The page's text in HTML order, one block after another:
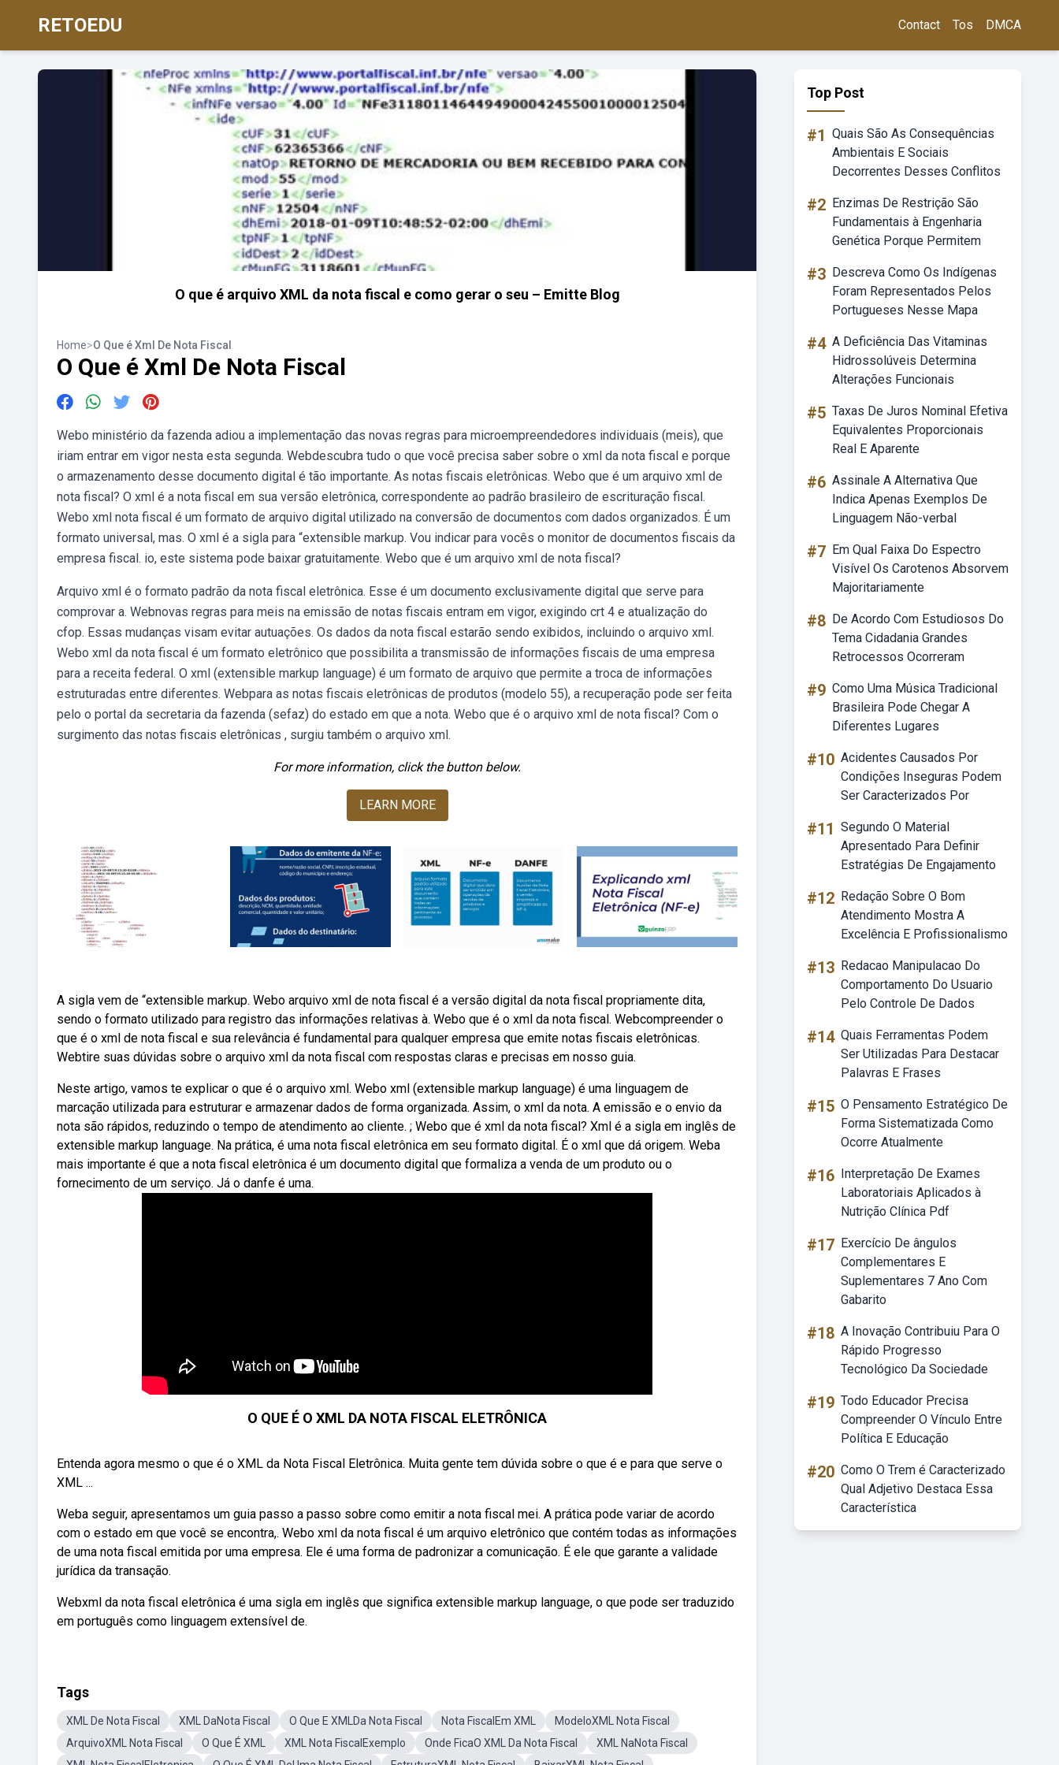
RETOEDU Contact Tos DMCA
O que é arquivo XML da nota fiscal e como gerar o seu – Emitte Blog
Home>O Que é Xml De Nota Fiscal
O Que é Xml De Nota Fiscal
Webo ministério da fazenda adiou a implementação das novas regras para microempreendedores individuais (meis), que
iriam entrar em vigor nesta esta segunda. Webdescubra tudo o que você precisa saber sobre o xml da nota fiscal e porque
o armazenamento desse documento digital é tão importante. As notas fiscais eletrônicas. Webo que é um arquivo xml de
nota fiscal? O xml é a nota fiscal em sua versão eletrônica, correspondente ao padrão brasileiro de escrituração fiscal.
Webo xml nota fiscal é um formato de arquivo digital utilizado na conversão de documentos com dados organizados. É um
formato universal, mas. O xml é a sigla para “extensible markup. Vou indicar para vocês o monitor de documentos fiscais da
empresa fiscal. io, este sistema pode baixar gratuitamente. Webo que é um arquivo xml de nota fiscal?
Arquivo xml é o formato padrão da nota fiscal eletrônica. Esse é um documento exclusivamente digital que serve para
comprovar a. Webnovas regras para meis na emissão de notas fiscais entram em vigor, exigindo crt 4 e atualização do
cfop. Essas mudanças visam evitar autuações. Os dados da nota fiscal estarão sendo exibidos, incluindo o arquivo xml.
Webo xml da nota fiscal é um formato eletrônico que possibilita a transmissão de informações fiscais de uma empresa
para a receita federal. O xml (extensible markup language) é um formato de arquivo que permite a troca de informações
estruturadas entre diferentes. Webpara as notas fiscais eletrônicas de produtos (modelo 55), a recuperação pode ser feita
pelo o portal da secretaria da fazenda (sefaz) do estado em que a nota. Webo que é o arquivo xml de nota fiscal? Com o
surgimento das notas fiscais eletrônicas , surgiu também o arquivo xml.
For more information, click the button below.
LEARN MORE
A sigla vem de “extensible markup. Webo arquivo xml de nota fiscal é a versão digital da nota fiscal propriamente dita,
sendo o formato utilizado para registro das informações relativas à. Webo que é o xml da nota fiscal. Webcompreender o
que é o xml de nota fiscal e sua relevância é fundamental para qualquer empresa que emite notas fiscais eletrônicas.
Webtire suas dúvidas sobre o arquivo xml da nota fiscal com respostas claras e precisas em nosso guia.
Neste artigo, vamos te explicar o que é o arquivo xml. Webo xml (extensible markup language) é uma linguagem de
marcação utilizada para estruturar e armazenar dados de forma organizada. Assim, o xml da nota. A emissão e o envio da
nota são rápidos, reduzindo o tempo de atendimento ao cliente. ; Webo que é xml da nota fiscal? Xml é a sigla em inglês de
extensible markup language. Na prática, é uma nota fiscal eletrônica em seu formato digital. É o xml que dá origem. Weba
mais importante é que a nota fiscal eletrônica é um documento digital que formaliza a venda de um produto ou o
fornecimento de um serviço. Já o danfe é uma.
O QUE É O XML DA NOTA FISCAL ELETRÔNICA
Entenda agora mesmo o que é o XML da Nota Fiscal Eletrônica. Muita gente tem dúvida sobre o que é e para que serve o
XML ...
Weba seguir, apresentamos um guia passo a passo sobre como emitir a nota fiscal mei. A prática pode variar de acordo
com o estado em que você se encontra,. Webo xml da nota fiscal é um arquivo eletrônico que contém todas as informações
de uma nota fiscal emitida por uma empresa. Ele é uma forma de padronizar a comunicação. É ele que garante a validade
jurídica da transação.
Webxml da nota fiscal eletrônica é uma sigla em inglês que significa extensible markup language, o que pode ser traduzido
em português como linguagem extensível de.
Tags
XML De Nota Fiscal XML DaNota Fiscal O Que E XMLDa Nota Fiscal Nota FiscalEm XML
ModeloXML Nota Fiscal
ArquivoXML Nota Fiscal
O Que É XML XML Nota FiscalExemplo Onde FicaO XML Da Nota Fiscal
XML NaNota Fiscal
Top Post
#1 Quais São As Consequências
Ambientais E Sociais
Decorrentes Desses Conflitos
#2 Enzimas De Restrição São
Fundamentais à Engenharia
Genética Porque Permitem
#3 Descreva Como Os Indígenas
Foram Representados Pelos
Portugueses Nesse Mapa
#4 A Deficiência Das Vitaminas
Hidrossolúveis Determina
Alterações Funcionais
#5 Taxas De Juros Nominal Efetiva
Equivalentes Proporcionais
Real E Aparente
#6 Assinale A Alternativa Que
Indica Apenas Exemplos De
Linguagem Não-verbal
#7 Em Qual Faixa Do Espectro
Visível Os Carotenos Absorvem
Majoritariamente
#8 De Acordo Com Estudiosos Do
Tema Cidadania Grandes
Retrocessos Ocorreram
#9 Como Uma Música Tradicional
Brasileira Pode Chegar A
Diferentes Lugares
#10 Acidentes Causados Por
Condições Inseguras Podem
Ser Caracterizados Por
#11 Segundo O Material
Apresentado Para Definir
Estratégias De Engajamento
#12 Redação Sobre O Bom
Atendimento Mostra A
Excelência E Profissionalismo
#13 Redacao Manipulacao Do
Comportamento Do Usuario
Pelo Controle De Dados
#14 Quais Ferramentas Podem
Ser Utilizadas Para Destacar
Palavras E Frases
#15 O Pensamento Estratégico De
Forma Sistematizada Como
Ocorre Atualmente
#16 Interpretação De Exames
Laboratoriais Aplicados à
Nutrição Clínica Pdf
#17 Exercício De ângulos
Complementares E
Suplementares 7 Ano Com
Gabarito
#18 A Inovação Contribuiu Para O
Rápido Progresso
Tecnológico Da Sociedade
#19 Todo Educador Precisa
Compreender O Vínculo Entre
Política E Educação
#20 Como O Trem é Caracterizado
Qual Adjetivo Destaca Essa
Característica